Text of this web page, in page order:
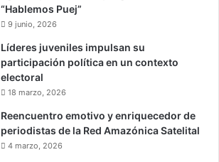
“Hablemos Puej”
9 junio, 2026
Líderes juveniles impulsan su
participación política en un contexto
electoral
18 marzo, 2026
Reencuentro emotivo y enriquecedor de
periodistas de la Red Amazónica Satelital
4 marzo, 2026